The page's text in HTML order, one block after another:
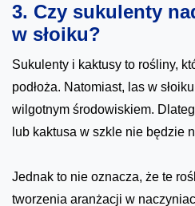
3. Czy sukulenty
w słoiku?
Sukulenty i kaktusy to rośliny,
podłoża. Natomiast, las w
wilgotnym środowiskiem.
lub kaktusa w szkle nie będzie
Jednak to nie oznacza, że te
tworzenia aranżacji w